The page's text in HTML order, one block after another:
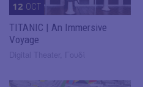
12 OCT
TITANIC | An Immersive
Voyage